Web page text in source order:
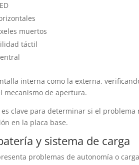
muertos
táctil
interna como la externa,
mecanismo de apertura.
clave para determinar si el problema
en la placa base.
y sistema de carga
problemas de autonomía o